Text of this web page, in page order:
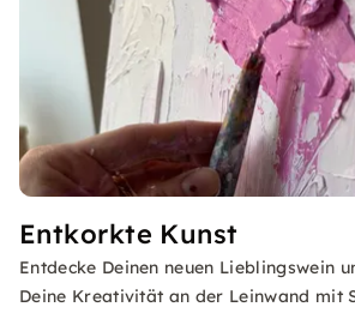
Entkorkte Kunst
Entdecke Deinen neuen Lieblingswein
Deine Kreativität an der Leinwand mit